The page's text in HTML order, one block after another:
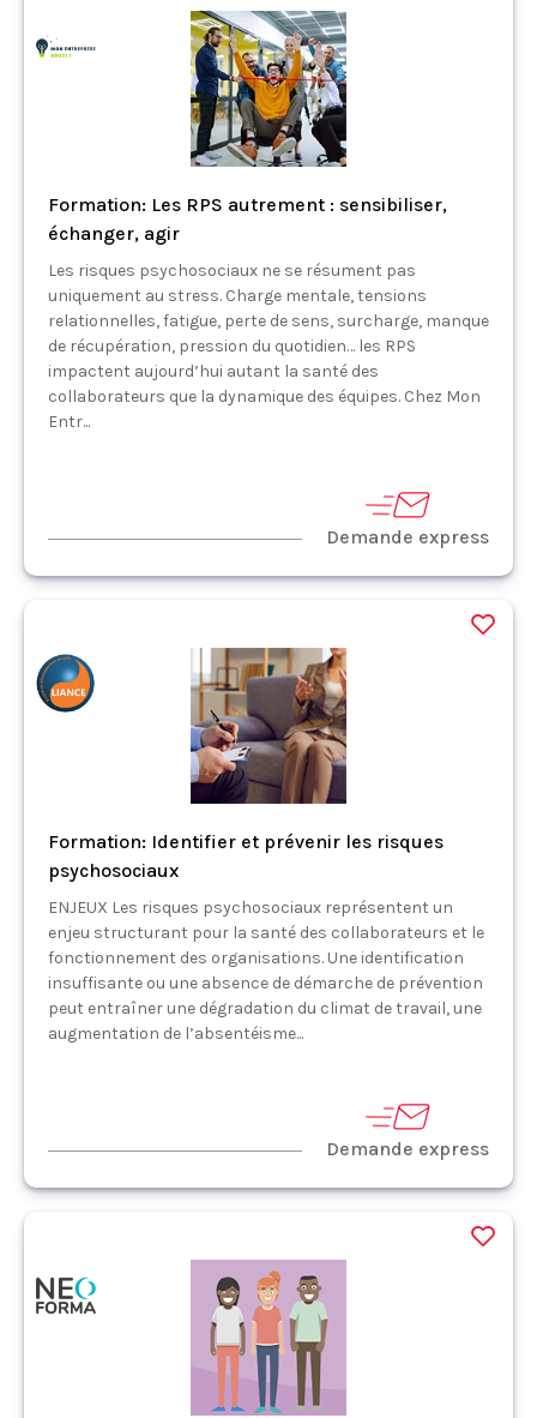
Formation: Les RPS autrement : sensibiliser,
échanger, agir
Les risques psychosociaux ne se résument pas
uniquement au stress. Charge mentale, tensions
relationnelles, fatigue, perte de sens, surcharge, manque
de récupération, pression du quotidien… les RPS
impactent aujourd’hui autant la santé des
collaborateurs que la dynamique des équipes. Chez Mon
Entr...
Demande express
Formation: Identifier et prévenir les risques
psychosociaux
ENJEUX Les risques psychosociaux représentent un
enjeu structurant pour la santé des collaborateurs et le
fonctionnement des organisations. Une identification
insuffisante ou une absence de démarche de prévention
peut entraîner une dégradation du climat de travail, une
augmentation de l’absentéisme...
Demande express